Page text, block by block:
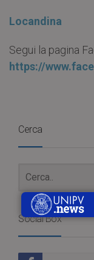
Locandina
Segui la pagina
https://
Cerca
Social Box